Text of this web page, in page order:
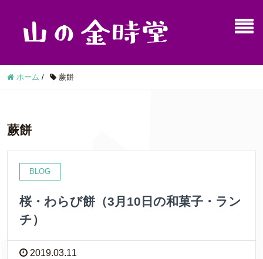
ホーム / 蕨餅
蕨餅
BLOG
桜・わらび餅（3月10日の和菓子・ラン
チ）
2019.03.11